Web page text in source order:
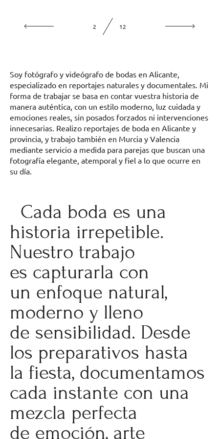
2 12
Soy fotógrafo y videógrafo de bodas en Alicante,
especializado en reportajes naturales y documentales. Mi
forma de trabajar se basa en contar vuestra historia de
manera auténtica, con un estilo moderno, luz cuidada y
emociones reales, sin posados forzados ni intervenciones
innecesarias. Realizo reportajes de boda en Alicante y
provincia, y trabajo también en Murcia y Valencia
mediante servicio a medida para parejas que buscan una
fotografía elegante, atemporal y fiel a lo que ocurre en
su día.
Cada boda es una
historia irrepetible.
Nuestro trabajo
es capturarla con
un enfoque natural,
moderno y lleno
de sensibilidad. Desde
los preparativos hasta
la fiesta, documentamos
cada instante con una
mezcla perfecta
de emoción, arte